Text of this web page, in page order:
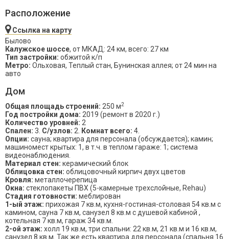
Расположение
Ссылка на карту
Былово
Калужское шоссе, от МКАД: 24 км, всего: 27 км
Тип застройки: обжитой к/п
Метро: Ольховая, Теплый стан, Бунинская аллея; от 24 мин на
авто
Дом
Общая площадь строений: 250 м2
Год постройки дома: 2019 (ремонт в 2020 г.)
Количество уровней: 2
Спален: 3. С/узлов: 2. Комнат всего: 4.
Опции: сауна; квартира для персонала (обсуждается); камин;
машиномест крытых: 1, в т.ч. в теплом гараже: 1; система
видеонаблюдения.
Материал стен: керамический блок
Облицовка стен: облицовочный кирпич двух цветов
Кровля: металлочерепица
Окна: стеклопакеты ПВХ (5-камерные трехслойные, Rehau)
Стадия готовности: меблирован
1-ый этаж: прихожая 7 кв.м, кухня-гостиная-столовая 54 кв.м с
камином, сауна 7 кв.м, санузел 8 кв.м с душевой кабиной ,
котельная 7 кв.м, гараж 34 кв.м.
2-ой этаж: холл 19 кв.м, три спальни: 22 кв.м, 21 кв.м и 16 кв.м,
санузел 8 кв.м. Так же есть квартира для персонала (спальня 16